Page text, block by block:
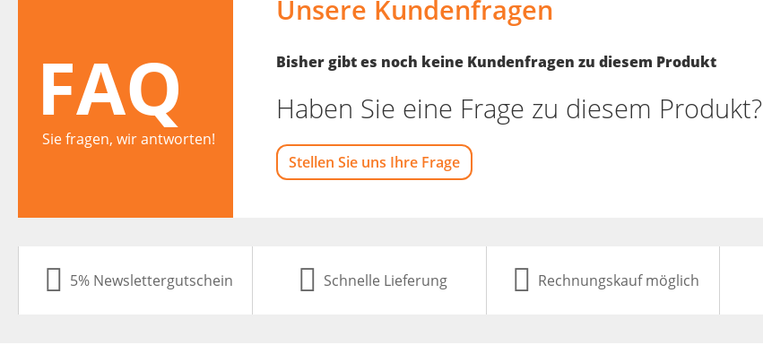
FAQ
Sie fragen, wir antworten!
Unsere Kundenfragen
Bisher gibt es noch keine Kundenfragen zu diesem Produkt
Haben Sie eine Frage zu diesem Produkt?
Stellen Sie uns Ihre Frage
5% Newslettergutschein Schnelle Lieferung Rechnungskauf möglich